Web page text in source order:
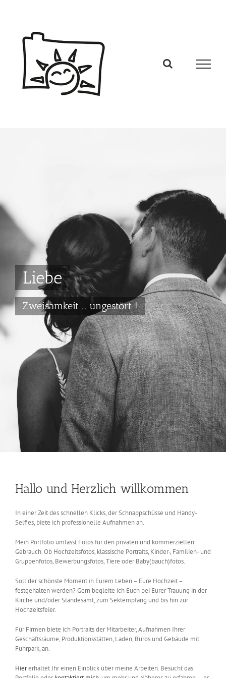
Liebe
Zweisamkeit ... ungestört !
Hallo und Herzlich willkommen
In einer Zeit des schnellen Klicks, der Schnappschüsse und Handy-
Selfies, biete ich professionelle Aufnahmen an.
Mein Portfolio umfasst Fotos für den privaten und kommerziellen
Gebrauch. Ob Hochzeitsfotos, klassische Portraits, Kinder-, Familien- und
Gruppenfotos, Bewerbungsfotos, Tiere oder Baby(bauch)fotos.
Soll der schönste Moment in Eurem Leben – Eure Hochzeit –
festgehalten werden? Gern begleite ich Euch bei Eurer Trauung in der
Kirche und/oder Standesamt, zum Sektempfang und bis hin zur
Hochzeitsfeier.
Für Firmen biete ich Portraits der Mitarbeiter, Aufnahmen Ihrer
Geschäftsräume, Produktionsstätten, Laden, Büros und Gebäude mit
Fuhrpark, an.
Hiererhaltet Ihr einen Einblick über meine Arbeiten. Besucht das